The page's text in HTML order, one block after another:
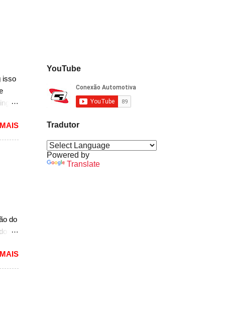
YouTube
Tradutor
Powered by
Translate
isso
do
a